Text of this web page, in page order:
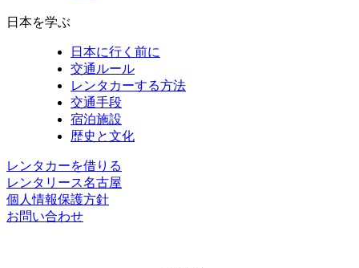
日本を学ぶ
日本に行く前に
交通ルール
レンタカーする方法
交通手段
宿泊施設
歴史と文化
レンタカーを借りる
レンタリース名古屋
個人情報保護方針
お問い合わせ